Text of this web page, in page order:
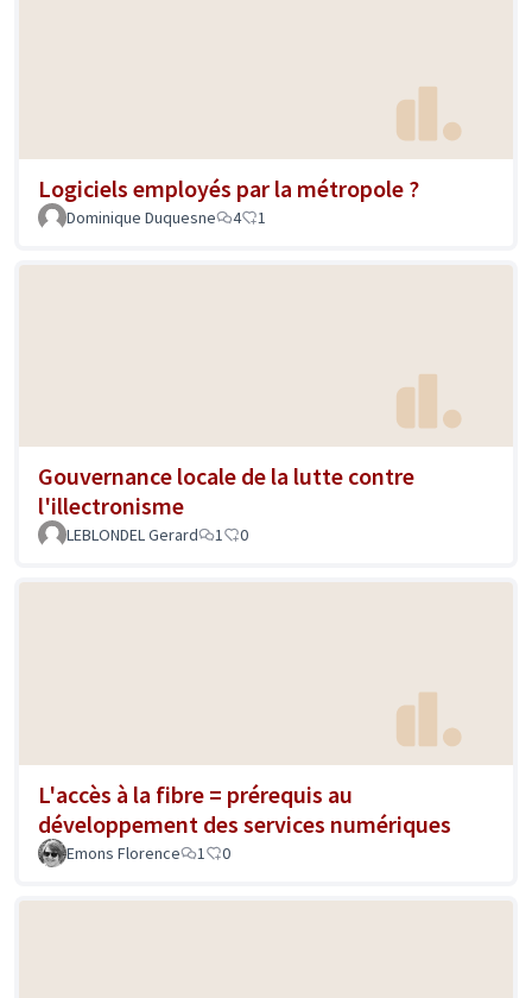
Logiciels employés par la métropole ?
Dominique Duquesne 4 1
Gouvernance locale de la lutte contre
l'illectronisme
LEBLONDEL Gerard 1 0
L'accès à la fibre = prérequis au
développement des services numériques
Emons Florence 1 0